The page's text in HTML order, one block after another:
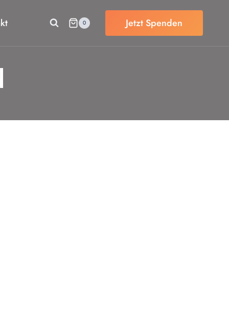
0 Jetzt Spenden